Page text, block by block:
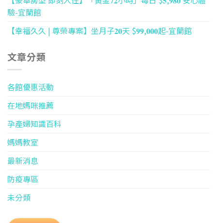
驗-宜蘭館
【幸福久久 | 尊榮專案】坐月子𝟐𝟎天 $𝟗𝟗,𝟎𝟎𝟎起-宜蘭館
文章分類
各館優惠活動
在地媽咪推薦
孕產婦知識百科
媽媽教室
最新消息
防疫專區
未分類